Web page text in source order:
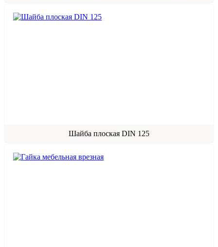
Шайба плоская DIN 125